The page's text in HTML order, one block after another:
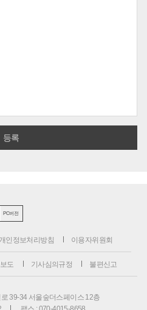
PC버전
개인정보처리방침 이용자위원회
도 기사심의규정 불편신고
39-34 서울숲더스페이스 12층